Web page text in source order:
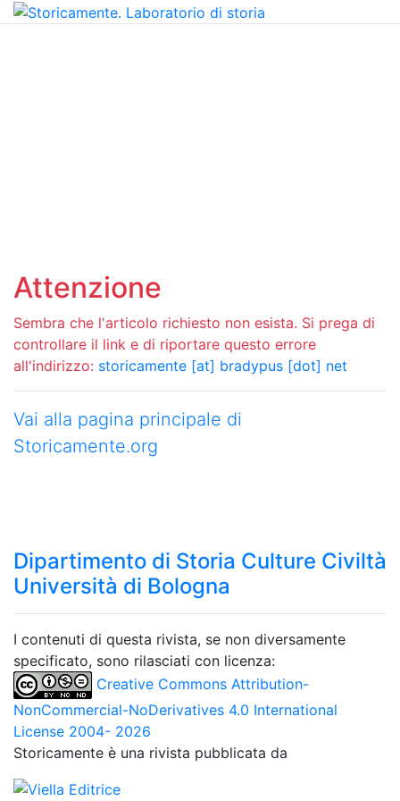
Attenzione
Sembra che l'articolo richiesto non esista. Si prega di
controllare il link e di riportare questo errore
all'indirizzo: storicamente [at] bradypus [dot] net
Vai alla pagina principale di
Storicamente.org
Dipartimento di Storia Culture Civiltà
Università di Bologna
I contenuti di questa rivista, se non diversamente
specificato, sono rilasciati con licenza:
Creative Commons Attribution-
NonCommercial-NoDerivatives 4.0 International
License 2004- 2026
Storicamente è una rivista pubblicata da